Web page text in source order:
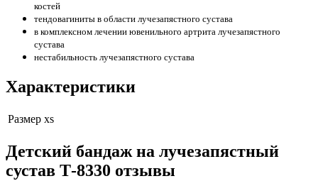
костей
тендовагиниты в области лучезапястного сустава
в комплексном лечении ювенильного артрита лучезапястного
сустава
нестабильность лучезапястного сустава
Характеристики
Размер xs
Детский бандаж на лучезапястный
сустав Т-8330 отзывы